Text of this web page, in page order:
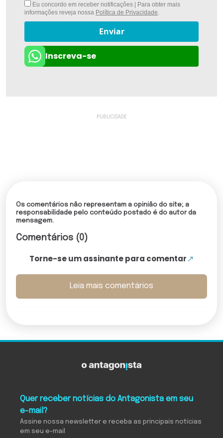
Eu concordo em receber notificações | Para obter mais
informações reveja nossa Política de Privacidade
Enviar
Inscreva-se
Os comentários não representam a opinião do site; a
responsabilidade pelo conteúdo postado é do autor da
mensagem.
Comentários (0)
Torne-se um assinante para comentar
Leia mais comentários
Quer receber notícias do Antagonista em seu
e-mail?
Assine nossa newsletter e receba as principais notícias
em seu e-mail